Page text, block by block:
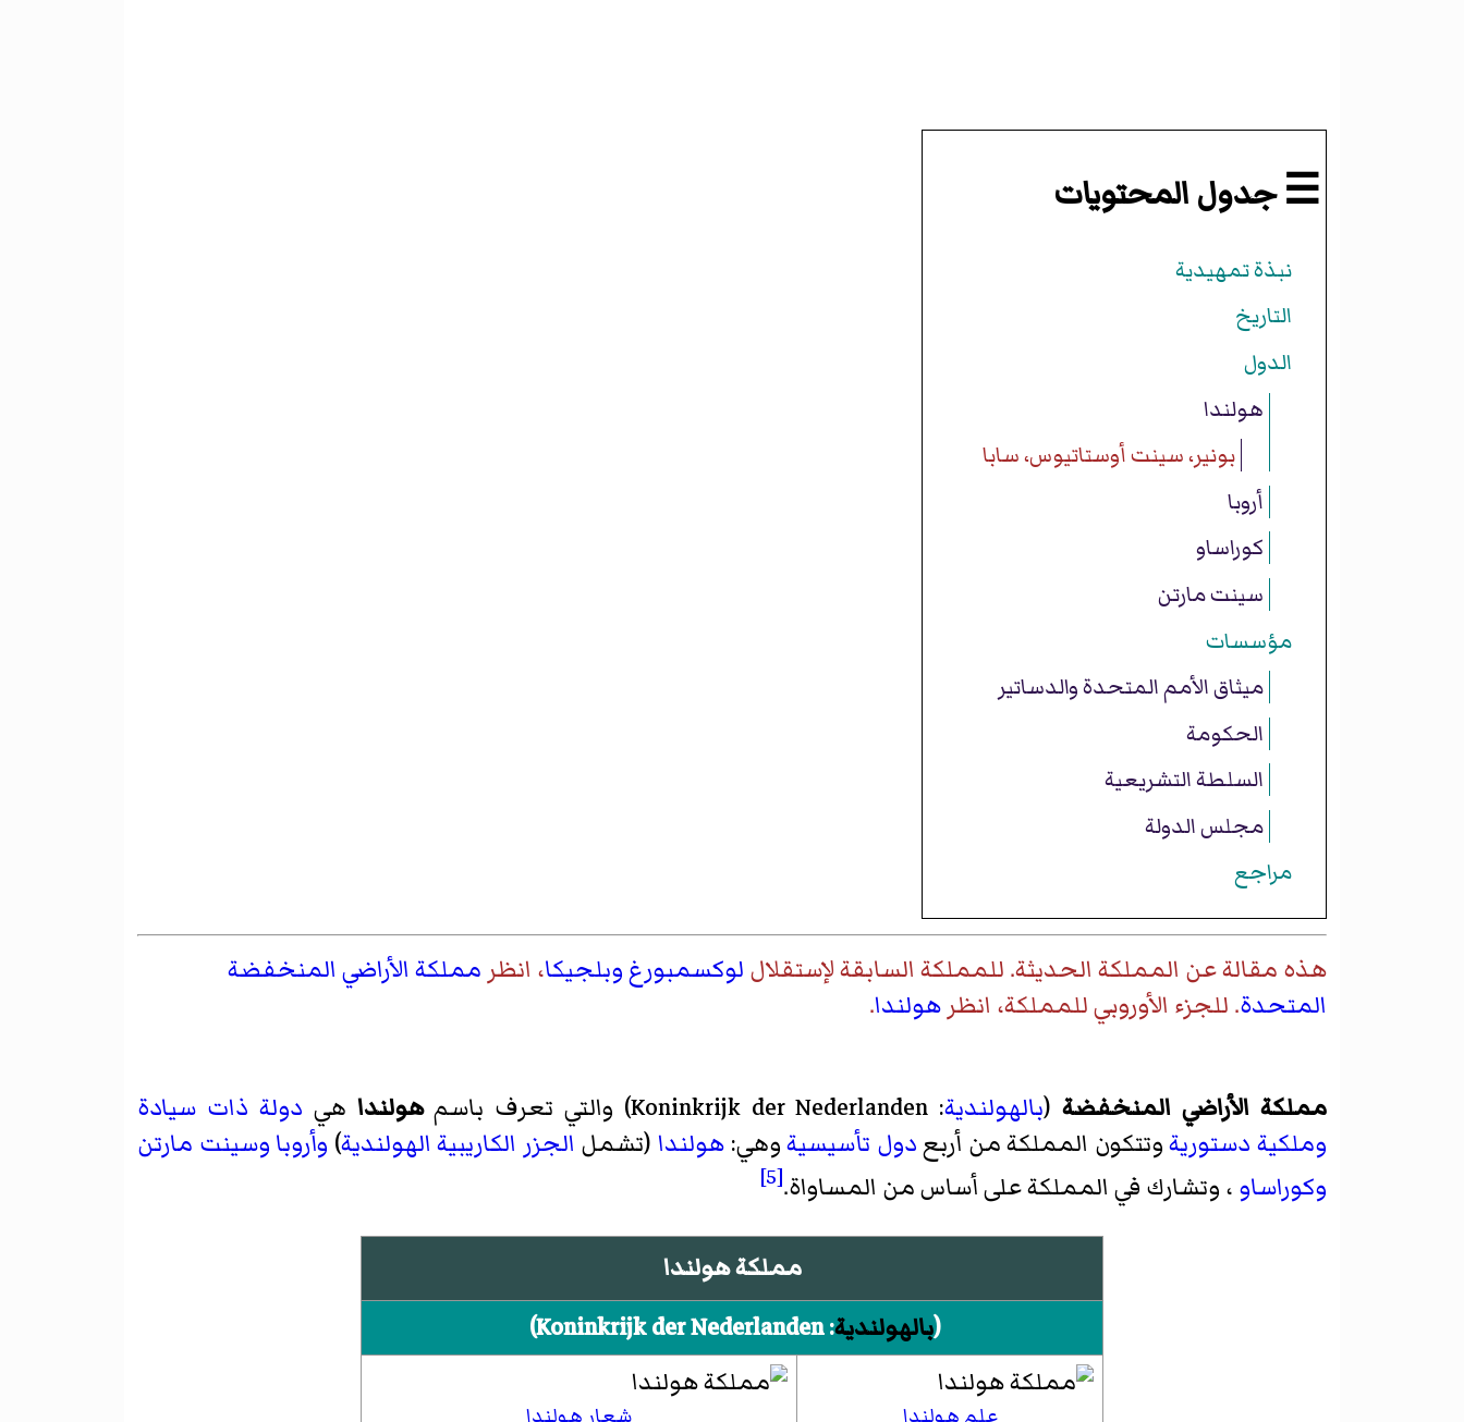
☰ جدول المحتويات
نبذة تمهيدية
التاريخ
الدول
هولندا
بونير، سينت أوستاتيوس، سابا
أروبا
كوراساو
سينت مارتن
مؤسسات
ميثاق الأمم المتحدة والدساتير
الحكومة
السلطة التشريعية
مجلس الدولة
مراجع
هذه مقالة عن المملكة الحديثة. للمملكة السابقة لإستقلال لوكسمبورغ وبلجيكا، انظر مملكة الأراضي المنخفضة
المتحدة. للجزء الأوروبي للمملكة، انظرهولندا.
مملكة الأراضي المنخفضة(بالهولندية: Koninkrijk der Nederlanden) والتي تعرف باسم هولندا هي دولة ذات سيادة
وملكية دستوريةوتتكون المملكة من أربعدول تأسيسيةوهي: هولندا (تشمل الجزر الكاريبية الهولندية) وأروبا وسينت مارتن
وكوراساو ، وتشارك في المملكة على أساس من المساواة.[5]
مملكة هولندا
(بالهولندية:
Koninkrijk der Nederlanden
)‏
علم هولندا شعار هولندا